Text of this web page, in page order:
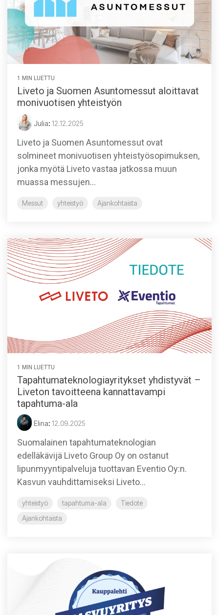
1 MIN LUETTU
Liveto ja Suomen Asuntomessut aloittavat
monivuotisen yhteistyön
Julia: 12.12.2025
Liveto ja Suomen Asuntomessut ovat
solmineet monivuotisen yhteistyösopimuksen,
jonka myötä Liveto vastaa jatkossa muun
muassa messujen...
Messut yhteistyö Ajankohtaista
1 MIN LUETTU
Tapahtumateknologiayritykset yhdistyvät –
Liveton tavoitteena kannattavampi
tapahtuma-ala
Elina: 12.09.2025
Suomalainen tapahtumateknologian
edelläkävijä Liveto Group Oy on ostanut
lipunmyyntipalveluja tuottavan Eventio Oy:n.
Kasvun vauhdittamiseksi Liveto...
yhteistyö tapahtuma-ala
Tiedote
Ajankohtaista